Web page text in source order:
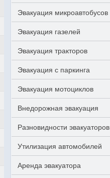
Эвакуация микроавтобусов
Эвакуация газелей
Эвакуация тракторов
Эвакуация с паркинга
Эвакуация мотоциклов
Внедорожная эвакуация
Разновидности эвакуаторов
Утилизация автомобилей
Аренда эвакуатора